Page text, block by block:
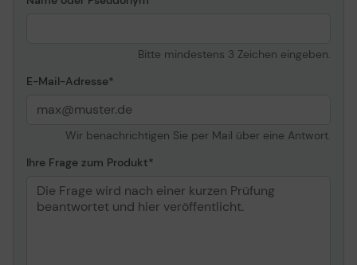
Bitte mindestens 3 Zeichen eingeben.
E-Mail-Adresse
Wir benachrichtigen Sie per Mail über eine Antwort.
Ihre Frage zum Produkt